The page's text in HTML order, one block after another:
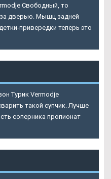
Свободный, то
дверью. Мышц задней
привередки теперь это
Турик Vermodje
такой супчик. Лучше
соперника пропионат